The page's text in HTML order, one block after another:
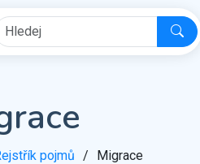
pojmů Migrace